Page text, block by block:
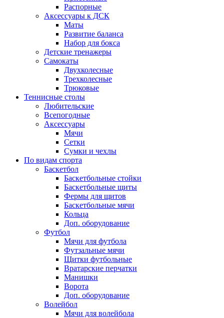
Распорные
Аксесcуары к ДСК
Маты
Развитие баланса
Набор для бокса
Детские тренажеры
Самокаты
Двухколесные
Трехколесные
Трюковые
Теннисные столы
Любительские
Всепогодные
Аксессуары
Мячи
Сетки
Сумки и чехлы
По видам спорта
Баскетбол
Баскетбольные стойки
Баскетбольные щиты
Фермы для щитов
Баскетбольные мячи
Кольца
Доп. оборудование
Футбол
Мячи для футбола
Футзальные мячи
Щитки футбольные
Вратарские перчатки
Манишки
Ворота
Доп. оборудование
Волейбол
Мячи для волейбола